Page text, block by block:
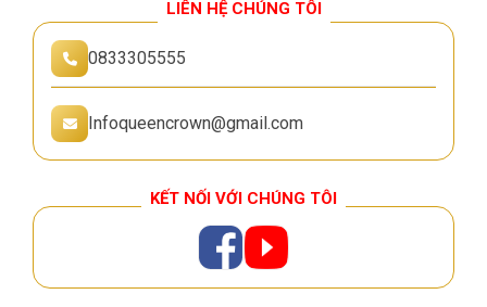
LIÊN HỆ CHÚNG TÔI
0833305555
Infoqueencrown@gmail.com
KẾT NỐI VỚI CHÚNG TÔI